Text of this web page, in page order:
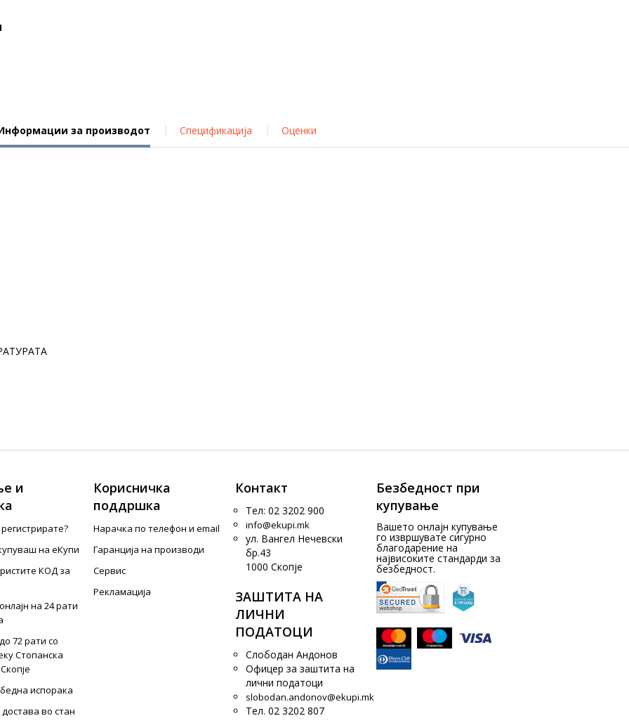
за производот Спецификација Оценки
и
на еКупи
КОД за
на 24 рати
72 рати со
Стопанска
испорака
во стан
Корисничка
поддршка
Нарачка по телефон и еmail
Гаранција на производи
Сервис
Рекламација
Контакт
Тел: 02 3202 900
info@ekupi.mk
ул. Вангел Нечевски
бр.43
1000 Скопје
ЗАШТИТА НА
ЛИЧНИ
ПОДАТОЦИ
Слободан Андонов
Офицер за заштита на
лични податоци
slobodan.andonov@ekupi.mk
Тел. 02 3202 807
Безбедност при
купување
Вашето онлајн купување
го извршувате сигурно
благодарение на
највисоките стандарди за
безбедност.